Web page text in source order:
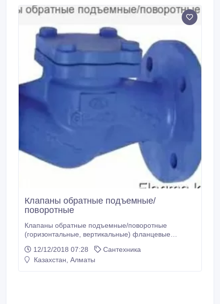
Клапаны обратные подъемные/
поворотные
Клапаны обратные подъемные/поворотные
(горизонтальные, вертикальные) фланцевые
размеры. Поставка продукции осуществляется по
всему Казахстану. Все вопросы по ценам, условиям
12/12/2018 07:28
Сантехника
Казахстан, Алматы